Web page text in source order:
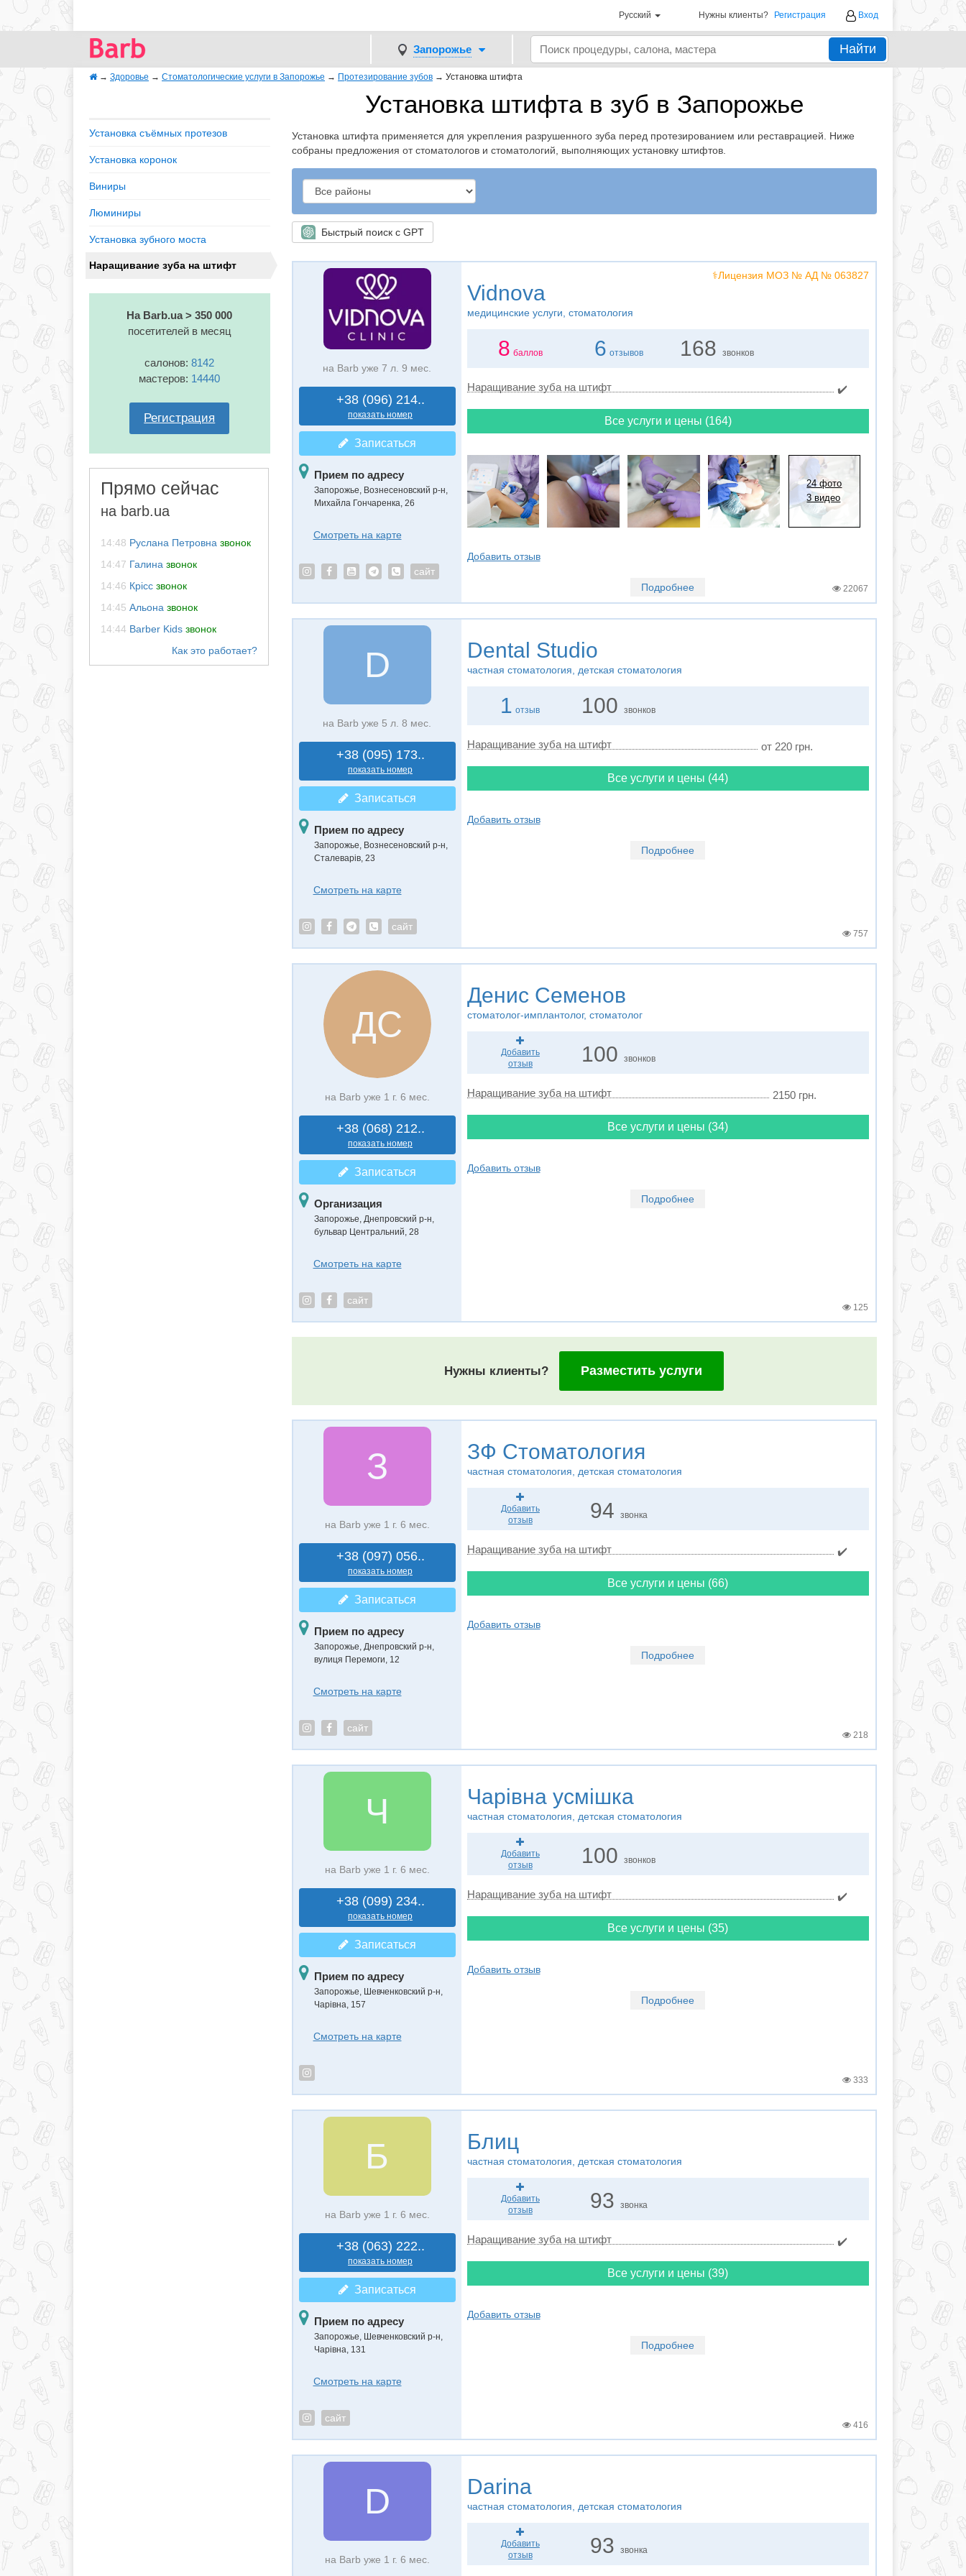
Русский Нужны клиенты? Регистрация Вход
Запорожье Найти
→ Здоровье → Стоматологические услуги в Запорожье → Протезирование зубов → Установка штифта
Установка штифта в зуб в Запорожье
Установка штифта применяется для укрепления разрушенного зуба перед протезированием или реставрацией. Ниже
собраны предложения от стоматологов и стоматологий, выполняющих установку штифтов.
Быстрый поиск с GPT
Установка съёмных протезов
Установка коронок
Виниры
Люминиры
Установка зубного моста
Наращивание зуба на штифт
На Barb.ua > 350 000
посетителей в месяц
салонов:8142
мастеров: 14440
Регистрация
Прямо сейчас
на barb.ua
14:48 Руслана Петровна звонок
14:47 Галина звонок
14:46 Крісс звонок
14:45 Альона звонок
14:44 Barber Kids звонок
на Barb уже 7 л. 9 мес.
+38 (096) 214..
показать номер
Записаться
Прием по адресу
Запорожье, Вознесеновский р-н,
Михайла Гончаренка, 26
Смотреть на карте
сайт
⚕️Лицензия МОЗ № АД № 063827
Vidnova
медицинские услуги, стоматология
8 баллов 6 отзывов 168 звонков
Наращивание зуба на штифт ✔️
Все услуги и цены (164)
24 фото
3 видео
Добавить отзыв
Подробнее 22067
D
на Barb уже 5 л. 8 мес.
+38 (095) 173..
показать номер
Записаться
Прием по адресу
Запорожье, Вознесеновский р-н,
Сталеварів, 23
Смотреть на карте
сайт
Dental Studio
частная стоматология, детская стоматология
1 отзыв 100звонков
Наращивание зуба на штифт от 220 грн.
Все услуги и цены (44)
Добавить отзыв
Подробнее
757
ДС
на Barb уже 1 г. 6 мес.
+38 (068) 212..
показать номер
Записаться
Организация
Запорожье, Днепровский р-н,
бульвар Центральний, 28
Смотреть на карте
сайт
Денис Семенов
стоматолог-имплантолог, стоматолог
Добавить
отзыв
100звонков
Наращивание зуба на штифт 2150 грн.
Все услуги и цены (34)
Добавить отзыв
Подробнее
125
Нужны клиенты? Разместить услуги
З
на Barb уже 1 г. 6 мес.
+38 (097) 056..
показать номер
Записаться
Прием по адресу
Запорожье, Днепровский р-н,
вулиця Перемоги, 12
Смотреть на карте
сайт
ЗФ Стоматология
частная стоматология, детская стоматология
Добавить
отзыв
94 звонка
Наращивание зуба на штифт ✔️
Все услуги и цены (66)
Добавить отзыв
Подробнее
218
Ч
на Barb уже 1 г. 6 мес.
+38 (099) 234..
показать номер
Записаться
Прием по адресу
Запорожье, Шевченковский р-н,
Чарівна, 157
Смотреть на карте
Чарівна усмішка
частная стоматология, детская стоматология
Добавить
отзыв
100звонков
Наращивание зуба на штифт ✔️
Все услуги и цены (35)
Добавить отзыв
Подробнее
333
Б
на Barb уже 1 г. 6 мес.
+38 (063) 222..
показать номер
Записаться
Прием по адресу
Запорожье, Шевченковский р-н,
Чарівна, 131
Смотреть на карте
сайт
Блиц
частная стоматология, детская стоматология
Добавить
отзыв
93 звонка
Наращивание зуба на штифт ✔️
Все услуги и цены (39)
Добавить отзыв
Подробнее
416
D
на Barb уже 1 г. 6 мес.
Darina
частная стоматология, детская стоматология
Добавить
отзыв
93 звонка